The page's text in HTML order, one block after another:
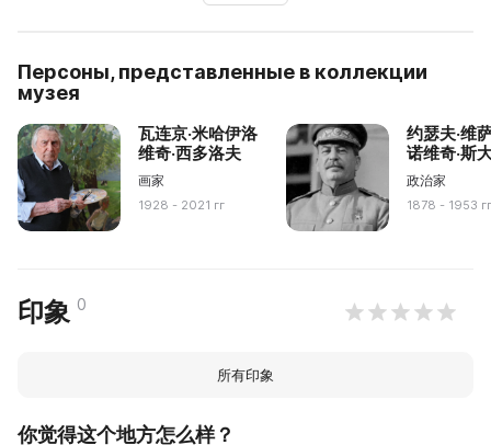
Персоны, представленные в коллекции
музея
瓦连京·米哈伊洛
维奇·西多洛夫
画家
1928 - 2021 гг
约瑟夫·维
诺维奇·斯
政治家
1878 - 1953
印象 0
所有印象
你觉得这个地方怎么样？